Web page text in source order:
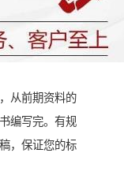
从前期资料的
编写完。有规
，保证您的标